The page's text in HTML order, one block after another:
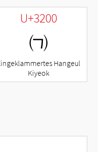
U+3200
㈀
Hangeul
Kiyeok